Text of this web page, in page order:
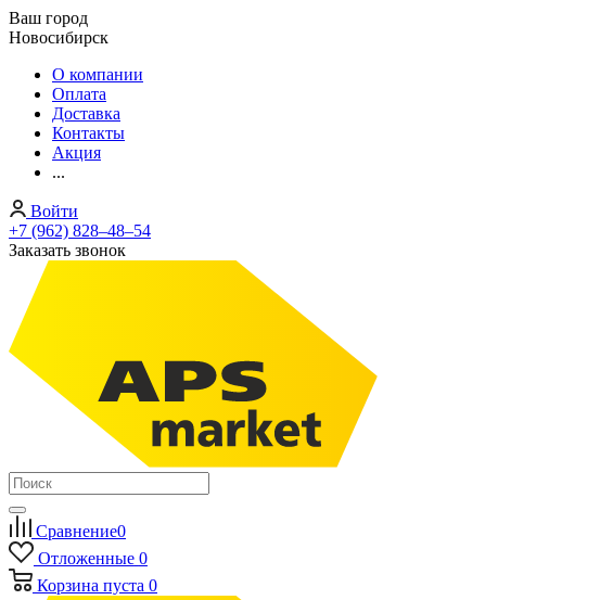
Ваш город
Новосибирск
О компании
Оплата
Доставка
Контакты
Акция
...
Войти
+7 (962) 828‒48‒54
Заказать звонок
Сравнение0
Отложенные 0
Корзина пуста 0